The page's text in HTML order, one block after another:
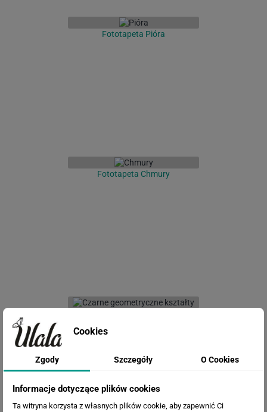
Fototapeta Pióra
Fototapeta Chmury
Cookies
Zgody Szczegóły O Cookies
Informacje dotyczące plików cookies
Ta witryna korzysta z własnych plików cookie, aby zapewnić Ci